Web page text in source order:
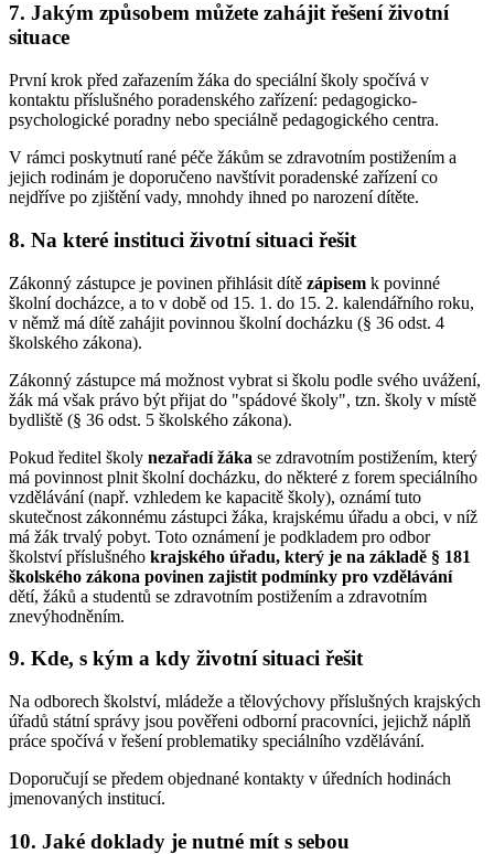
7. Jakým způsobem můžete zahájit řešení životní
situace
První krok před zařazením žáka do speciální školy spočívá v
kontaktu příslušného poradenského zařízení: pedagogicko-
psychologické poradny nebo speciálně pedagogického centra.
V rámci poskytnutí rané péče žákům se zdravotním postižením a
jejich rodinám je doporučeno navštívit poradenské zařízení co
nejdříve po zjištění vady, mnohdy ihned po narození dítěte.
8. Na které instituci životní situaci řešit
Zákonný zástupce je povinen přihlásit dítě zápisem k povinné
školní docházce, a to v době od 15. 1. do 15. 2. kalendářního roku,
v němž má dítě zahájit povinnou školní docházku (§ 36 odst. 4
školského zákona).
Zákonný zástupce má možnost vybrat si školu podle svého uvážení,
žák má však právo být přijat do "spádové školy", tzn. školy v místě
bydliště (§ 36 odst. 5 školského zákona).
Pokud ředitel školy nezařadí žáka se zdravotním postižením, který
má povinnost plnit školní docházku, do některé z forem speciálního
vzdělávání (např. vzhledem ke kapacitě školy), oznámí tuto
skutečnost zákonnému zástupci žáka, krajskému úřadu a obci, v níž
má žák trvalý pobyt. Toto oznámení je podkladem pro odbor
školství příslušného krajského úřadu, který je na základě § 181
školského zákona povinen zajistit podmínky pro vzdělávání
dětí, žáků a studentů se zdravotním postižením a zdravotním
znevýhodněním.
9. Kde, s kým a kdy životní situaci řešit
Na odborech školství, mládeže a tělovýchovy příslušných krajských
úřadů státní správy jsou pověřeni odborní pracovníci, jejichž náplň
práce spočívá v řešení problematiky speciálního vzdělávání.
Doporučují se předem objednané kontakty v úředních hodinách
jmenovaných institucí.
10. Jaké doklady je nutné mít s sebou